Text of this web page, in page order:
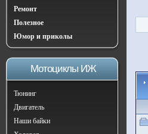
Ремонт
Полезное
Юмор и приколы
Мотоциклы ИЖ
Тюнинг
Двигатель
Наши байки